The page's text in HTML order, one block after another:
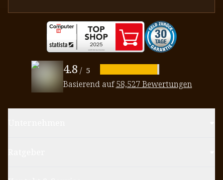
4.8 / 5
Basierend auf58,527 Bewertungen